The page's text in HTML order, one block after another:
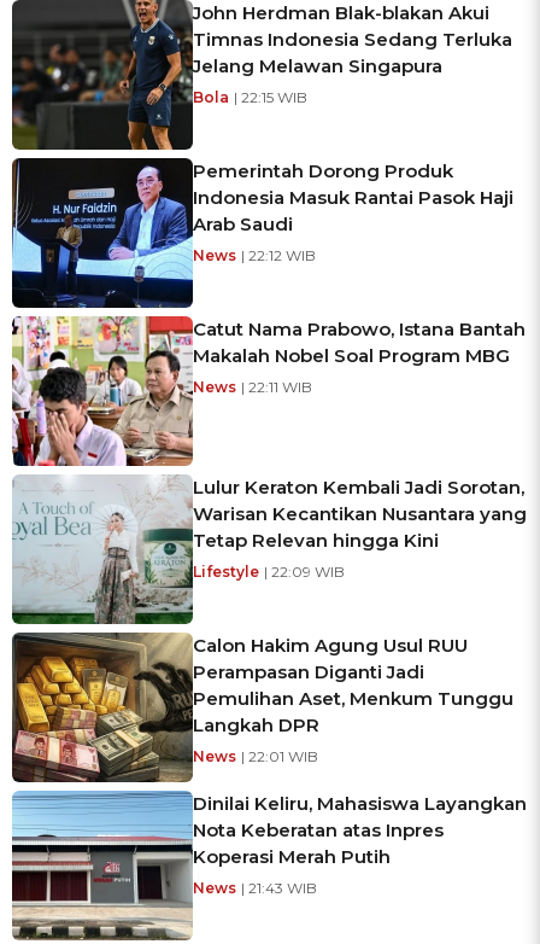
John Herdman Blak-blakan Akui
Timnas Indonesia Sedang Terluka
Jelang Melawan Singapura
Bola | 22:15 WIB
Pemerintah Dorong Produk
Indonesia Masuk Rantai Pasok Haji
Arab Saudi
News | 22:12 WIB
Catut Nama Prabowo, Istana Bantah
Makalah Nobel Soal Program MBG
News | 22:11 WIB
Lulur Keraton Kembali Jadi Sorotan,
Warisan Kecantikan Nusantara yang
Tetap Relevan hingga Kini
Lifestyle | 22:09 WIB
Calon Hakim Agung Usul RUU
Perampasan Diganti Jadi
Pemulihan Aset, Menkum Tunggu
Langkah DPR
News | 22:01 WIB
Dinilai Keliru, Mahasiswa Layangkan
Nota Keberatan atas Inpres
Koperasi Merah Putih
News | 21:43 WIB